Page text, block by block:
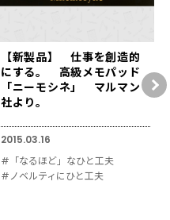
【新製品】 仕事を創造的
にする。 高級メモパッド
「ニーモシネ」 マルマン
社より。
2015.03.16
#「なるほど」なひと工夫
#ノベルティにひと工夫